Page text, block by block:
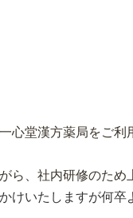
心堂漢方薬局をご利
ら、社内研修のた
けいたしますが何卒